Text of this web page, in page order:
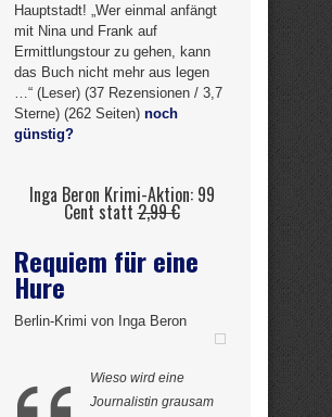
Hauptstadt! „Wer einmal anfängt
mit Nina und Frank auf
Ermittlungstour zu gehen, kann
das Buch nicht mehr aus legen
…“ (Leser) (37 Rezensionen / 3,7
Sterne) (262 Seiten) noch
günstig?
Inga Beron Krimi-Aktion: 99
Cent statt2,99 €
Requiem für eine
Hure
Berlin-Krimi von Inga Beron
Wieso wird eine
Journalistin grausam